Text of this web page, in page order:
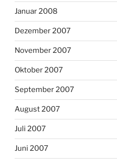
Januar 2008
Dezember 2007
November 2007
Oktober 2007
September 2007
August 2007
Juli 2007
Juni 2007